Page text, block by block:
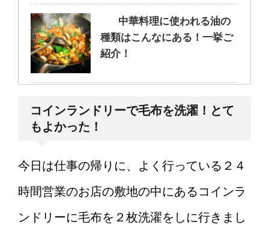
中華料理に使われる油の
種類はこんなにある！一挙ご
紹介！
い・・・私だけでしょうか？
愚痴ばかり言う彼氏への対応
方法とは
コインランドリーで毛布を洗濯！とて
もよかった！
今日は仕事の帰りに、よく行っている２４
時間営業のお店の敷地の中にあるコインラ
ンドリーに毛布を２枚洗濯をしに行きまし